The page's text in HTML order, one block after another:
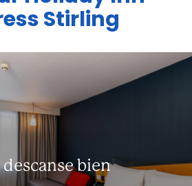
Stirling
bien